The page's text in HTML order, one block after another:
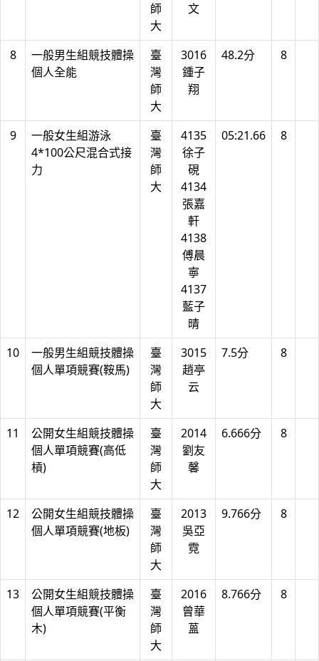
師
大
文
8
一般男生組競技體操
個人全能
臺
灣
師
大
3016
鍾子
翔
48.2分 8
9
一般女生組游泳
4*100公尺混合式接
力
臺
灣
師
大
4135
徐子
硯
4134
張嘉
軒
4138
傅晨
寧
4137
藍子
晴
05:21.66 8
10
一般男生組競技體操
個人單項競賽(鞍馬)
臺
灣
師
大
3015
趙亭
云
7.5分 8
11
公開女生組競技體操
個人單項競賽(高低
槓)
臺
灣
師
大
2014
劉友
馨
6.666分 8
12
公開女生組競技體操
個人單項競賽(地板)
臺
灣
師
大
2013
吳亞
霓
9.766分 8
13
公開女生組競技體操
個人單項競賽(平衡
木)
臺
灣
師
大
2016
曾華
蒕
8.766分 8